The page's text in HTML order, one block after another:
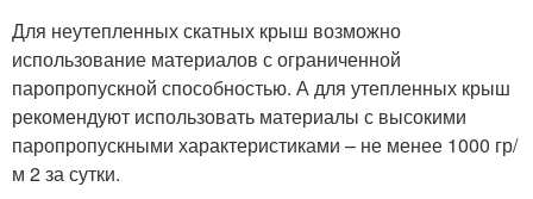
Для неутепленных скатных крыш возможно
использование материалов с ограниченной
паропропускной способностью. А для утепленных крыш
рекомендуют использовать материалы с высокими
паропропускными характеристиками – не менее 1000 гр/
м 2 за сутки.